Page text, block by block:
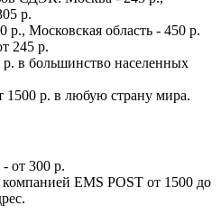
р.
р., Московская область - 450 р.
245 р.
в большинство населенных
1500 р. в любую страну мира.
- от 300 р.
EMS POST от 1500 до